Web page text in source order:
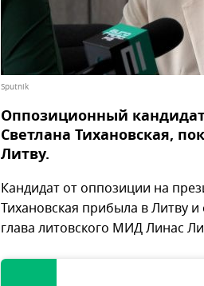
Sputnik
Оппозиционный
Светлана Тихановская,
Литву.
Кандидат от оппозиции на
Тихановская прибыла в Литву
глава литовского МИД Линас